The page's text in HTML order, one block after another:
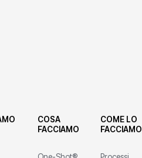
COSA
FACCIAMO
COME LO
FACCIAMO